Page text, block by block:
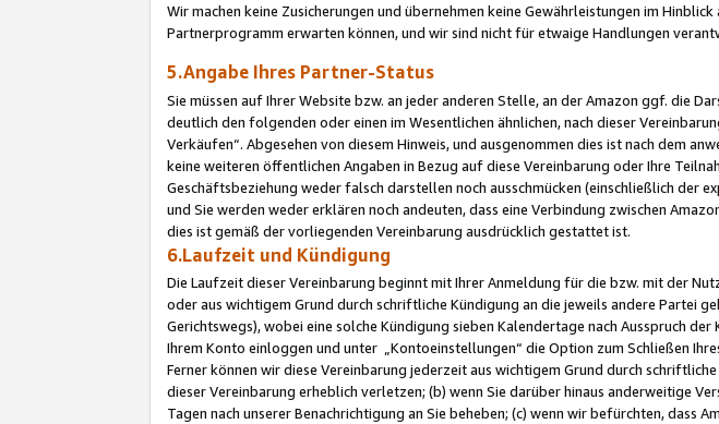
Wir machen keine Zusicherungen und übernehmen keine Gewährleistungen im
Partnerprogramm erwarten können, und wir sind nicht für etwaige Handlungen
5.Angabe Ihres Partner-Status
Sie müssen auf Ihrer Website bzw. an jeder anderen Stelle, an der Amazon ggf. die
deutlich den folgenden oder einen im Wesentlichen ähnlichen, nach dieser
Verkäufen“. Abgesehen von diesem Hinweis, und ausgenommen dies ist nach dem
keine weiteren öffentlichen Angaben in Bezug auf diese Vereinbarung oder Ihre
Geschäftsbeziehung weder falsch darstellen noch ausschmücken (einschließlich der
und Sie werden weder erklären noch andeuten, dass eine Verbindung zwischen
dies ist gemäß der vorliegenden Vereinbarung ausdrücklich gestattet ist.
6.Laufzeit und Kündigung
Die Laufzeit dieser Vereinbarung beginnt mit Ihrer Anmeldung für die bzw. mit der
oder aus wichtigem Grund durch schriftliche Kündigung an die jeweils andere Partei
Gerichtswegs), wobei eine solche Kündigung sieben Kalendertage nach Ausspruch
Ihrem Konto einloggen und unter „Kontoeinstellungen“ die Option zum Schließen
Ferner können wir diese Vereinbarung jederzeit aus wichtigem Grund durch
dieser Vereinbarung erheblich verletzen; (b) wenn Sie darüber hinaus anderweitige
Tagen nach unserer Benachrichtigung an Sie beheben; (c) wenn wir befürchten,